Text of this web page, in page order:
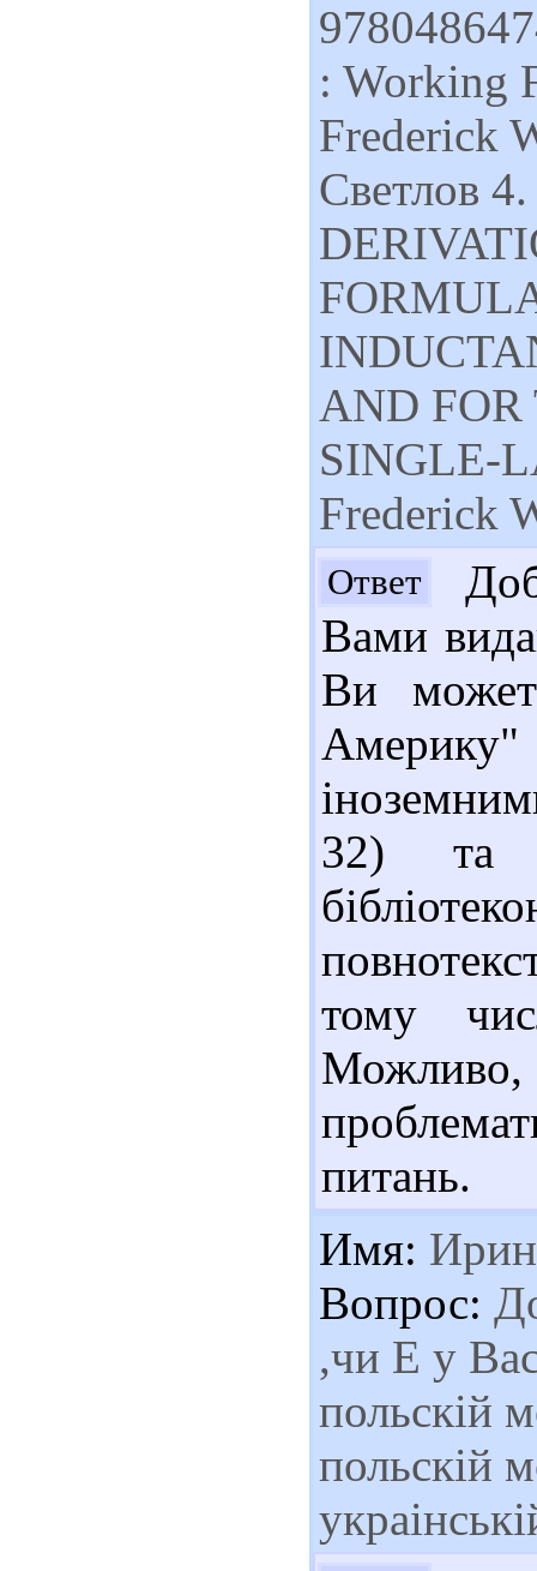
: Working
Frederick
Светлов
AND FOR
SINGLE-
Frederick
Ответ
Вами
Ви
32) та
тому
питань.
Имя:
Вопрос:
,чи Е у
польскiй
польскiй